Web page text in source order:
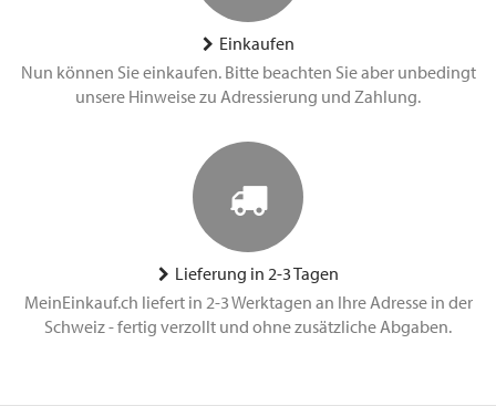
Einkaufen
Nun können Sie einkaufen. Bitte beachten Sie aber unbedingt
unsere Hinweise zu Adressierung und Zahlung.
Lieferung in 2-3 Tagen
MeinEinkauf.ch liefert in 2-3 Werktagen an Ihre Adresse in der
Schweiz - fertig verzollt und ohne zusätzliche Abgaben.